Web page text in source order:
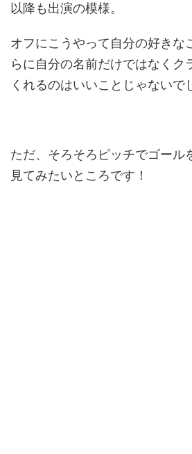
以降も出演の模様。
オフにこうやって自分の好きな
らに自分の名前だけではなくク
くれるのはいいことじゃないで
ただ、そろそろピッチでゴール
見てみたいところです！